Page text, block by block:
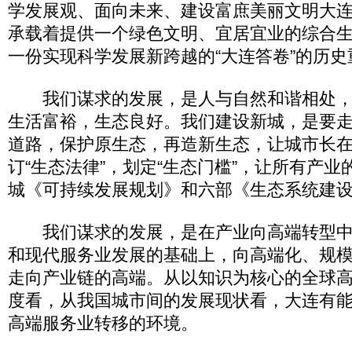
学发展观、面向未来、建设富庶美丽文明大
承载着提供一个绿色文明、宜居宜业的综合
一份实现科学发展新跨越的“大连答卷”的历
我们谋求的发展，是人与自然和谐相处
生活富裕，生态良好。我们建设新城，是要
道路，保护原生态，再造新生态，让城市长
订“生态法律”，划定“生态门槛”，让所有产
城《可持续发展规划》和六部《生态系统建
我们谋求的发展，是在产业向高端转型
和现代服务业发展的基础上，向高端化、规
走向产业链的高端。从以知识为核心的全球
度看，从我国城市间的发展现状看，大连有
高端服务业转移的环境。